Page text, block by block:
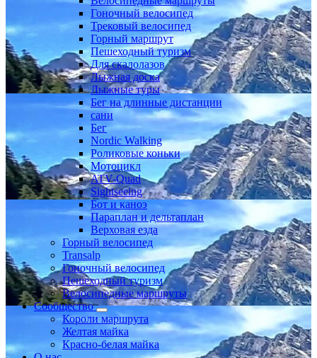
Гоночный велосипед
Трековый велосипед
Горный маршрут
Пешеходный туризм
Для скалолазов
Лыжная доска
Лыжные туры
Бег на длинные дистанции
сани
Бег
Nordic Walking
Роликовые коньки
Мотоцикл
ATV-Quad
Sightseeing
Бот и каноэ
Параплан и дельтаплан
Верховая езда
Горный велосипед
Transalp
Гоночный велосипед
Пешеходный туризм
Велосипедные маршруты
Сообщество
Короли маршрута
Желтая майка
Красно-белая майка